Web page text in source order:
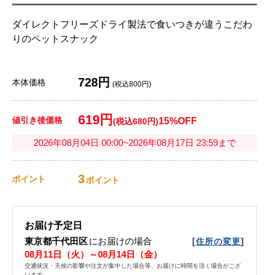
ダイレクトフリーズドライ製法で食いつきが違うこだわ
りのペットスナック
本体価格 728円 (税込800円)
値引き後価格 619円 (税込680円)15%OFF
2026年08月04日 00:00~2026年08月17日 23:59まで
ポイント 3ポイント
お届け予定日
東京都千代田区にお届けの場合 [住所の変更]
08月11日（火）～08月14日（金）
交通状況・天候の影響や注文が集中した場合等、お届けに時間を頂く場合がござ